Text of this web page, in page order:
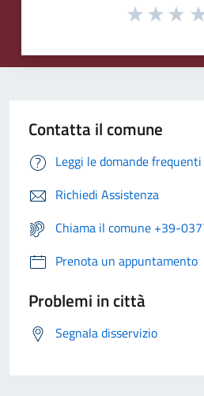
Contatta il comune
Leggi le domande frequenti
Richiedi Assistenza
Chiama il comune +39-
Prenota un appuntamento
Problemi in città
Segnala disservizio